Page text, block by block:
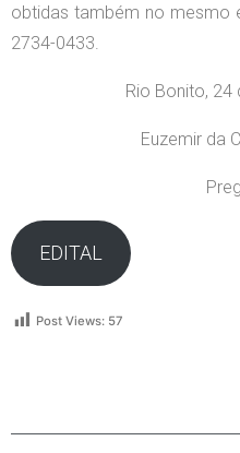
obtidas também no mesmo
2734-0433.
Rio Bonito, 24
Euzemir da
EDITAL
Post Views: 57